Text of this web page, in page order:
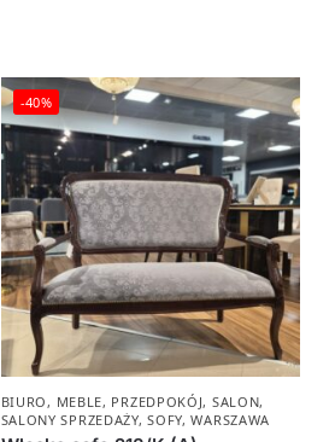
-40%
BIURO , MEBLE, PRZEDPOKÓJ, SALON,
SALONY SPRZEDAŻY,SOFY,WARSZAWA